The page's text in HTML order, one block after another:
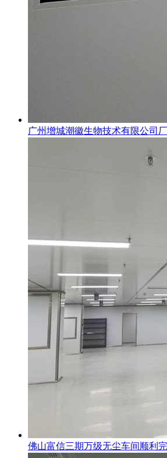
广州增城潮徽生物技术有限公司
佛山富信三期万级无尘车间顺利